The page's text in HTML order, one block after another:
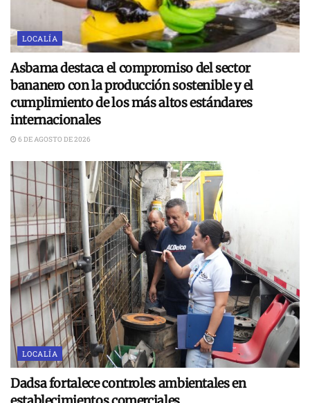
LOCALÍA
Asbama destaca el compromiso del sector
bananero con la producción sostenible y el
cumplimiento de los más altos estándares
internacionales
6 DE AGOSTO DE 2026
LOCALÍA
Dadsa fortalece controles ambientales en